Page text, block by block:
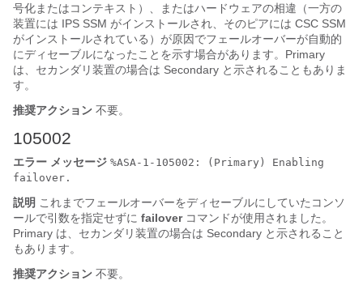
号化またはコンテキスト）、またはハードウェアの相違（一方の
装置には IPS SSM がインストールされ、そのピアには CSC SSM
がインストールされている）が原因でフェールオーバーが自動的
にディセーブルになったことを示す場合があります。Primary
は、セカンダリ装置の場合は Secondary と示されることもありま
す。
推奨アクション 不要。
105002
エラー メッセージ %ASA-1-105002: (Primary) Enabling
failover.
説明 これまでフェールオーバーをディセーブルにしていたコンソ
ールで引数を指定せずに failoverコマンドが使用されました。
Primary は、セカンダリ装置の場合は Secondary と示されること
もあります。
推奨アクション 不要。